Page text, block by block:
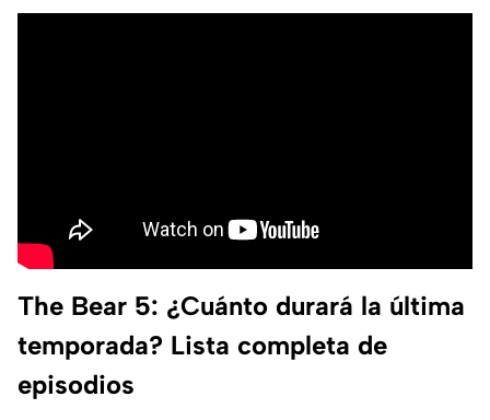
The Bear 5: ¿Cuánto durará la última
temporada? Lista completa de
episodios